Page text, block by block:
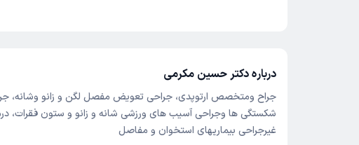
درباره دکتر حسین مکرمی
جراح ومتخصص ارتوپدی، جراحی تعویض مفصل لگن و زانو وشانه،
شکستگی ها وجراحی آسیب های ورزشی شانه و زانو و ستون فقرات،
غیرجراحی بیماریهای استخوان و مفاصل